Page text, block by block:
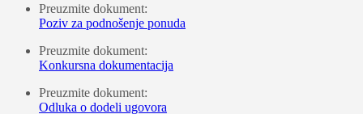
Preuzmite dokument:
Poziv za podnošenje ponuda
Preuzmite dokument:
Konkursna dokumentacija
Preuzmite dokument:
Odluka o dodeli ugovora